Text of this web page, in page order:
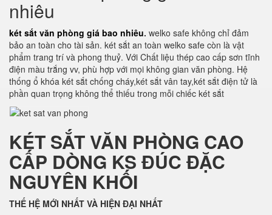
nhiêu
két sắt văn phòng giá bao nhiêu. welko safe không chỉ đảm
bảo an toàn cho tài sản. két sắt an toàn welko safe còn là vật
phẩm trang trí và phong thuỷ. Với Chất liệu thép cao cấp sơn tĩnh
điện màu trắng vv, phù hợp với mọi không gian văn phòng. Hệ
thống ổ khóa két sắt chống cháy,két sắt vân tay,két sắt điện tử là
phần quan trọng không thể thiếu trong mỗi chiếc két sắt
KÉT SẮT VĂN PHÒNG CAO
CẤP DÒNG KS ĐÚC ĐẶC
NGUYÊN KHỐI
THẾ HỆ MỚI NHẤT VÀ HIỆN ĐẠI NHẤT